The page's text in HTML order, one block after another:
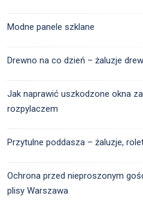
Modne panele szklane
Drewno na co dzień – żaluzje
Jak naprawić uszkodzone okna
rozpylaczem
Przytulne poddasza – żaluzje,
Ochrona przed nieproszonym
plisy Warszawa